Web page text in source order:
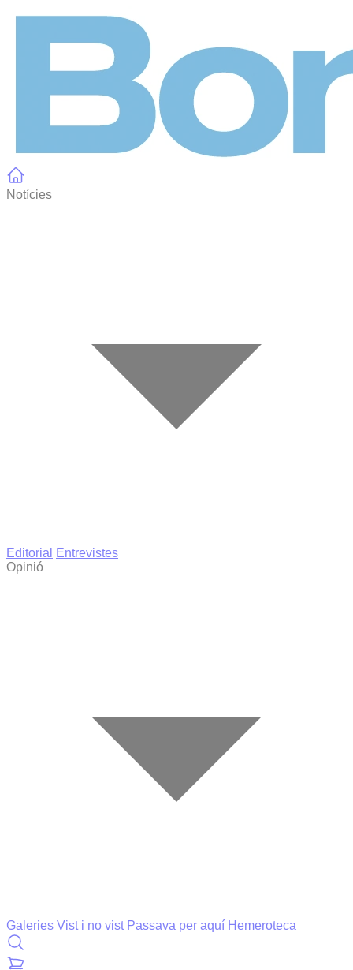
Notícies
Editorial
Entrevistes
Opinió
Galeries Vist i no vist Passava per aquí Hemeroteca